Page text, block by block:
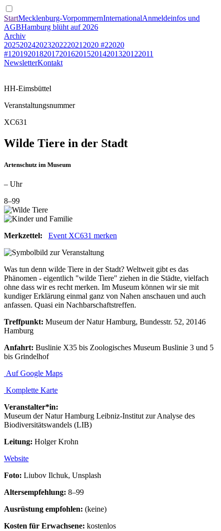
StartMecklenburg-VorpommernInternationalAnmeldeinfos und
AGBHamburg blüht auf 2026
Archiv
20252024202320222021 2020 #22020
#1 201920182017201620152014201320122011
NewsletterKontakt
HH-Eimsbüttel
Veranstaltungsnummer
XC631
Wilde Tiere in der Stadt
Artenschutz im Museum
– Uhr
8–99
Merkzettel: Event XC631 merken
Was tun denn wilde Tiere in der Stadt? Weltweit gibt es das
Phänomen - eigentlich "wilde Tiere" ziehen in die Städte, vielfach
ohne dass wir es recht merken. Im Museum können wir sie mit
kundiger Erklärung einmal ganz von Nahen anschauen und auch
anfassen. Quasi ein Nachbarschaftstreffen.
Treffpunkt: Museum der Natur Hamburg, Bundesstr. 52, 20146
Hamburg
Anfahrt: Buslinie X35 bis Zoologisches Museum Buslinie 3 und 5
bis Grindelhof
Auf Google Maps
Komplette Karte
Veranstalter*in:
Museum der Natur Hamburg Leibniz-Institut zur Analyse des
Biodiversitätswandels (LIB)
Leitung: Holger Krohn
Website
Foto: Liubov Ilchuk, Unsplash
Altersempfehlung: 8–99
Ausrüstung empfohlen: (keine)
Kosten für Erwachsene: kostenlos